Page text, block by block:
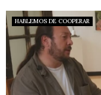
HABLEMOS DE COOPERAR